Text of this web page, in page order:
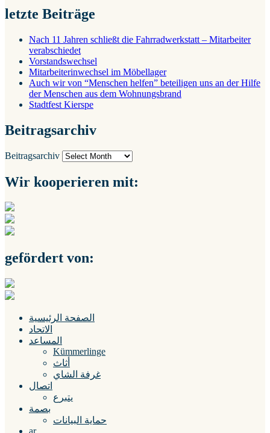
letzte Beiträge
Nach 11 Jahren schließt die Fahrradwerkstatt – Mitarbeiter
verabschiedet
Vorstandswechsel
Mitarbeiterinwechsel im Möbellager
Auch wir von “Menschen helfen” beteiligen uns an der Hilfe
der Menschen aus dem Wohnungsbrand
Stadtfest Kierspe
Beitragsarchiv
Beitragsarchiv
Wir kooperieren mit:
gefördert von:
الصفحة الرئيسية
الاتحاد
المساعد
Kümmerlinge
أثاث
غرفة الشاي
اتصال
يتبرع
بصمة
حماية البيانات